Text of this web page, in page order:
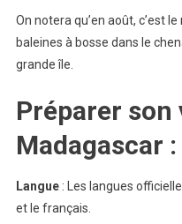
On notera qu’en août, c’est
baleines à bosse dans le
grande île.
Préparer son
Madagascar :
Langue: Les langues
et le français.